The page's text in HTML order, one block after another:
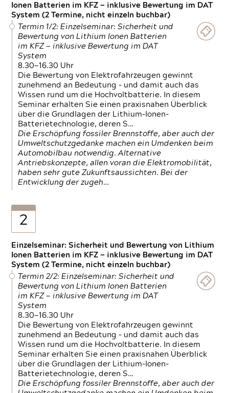
Ionen Batterien im KFZ — inklusive Bewertung im DAT
System (2 Termine, nicht einzeln buchbar)
Termin 1/2: Einzelseminar: Sicherheit und
Bewertung von Lithium Ionen Batterien
im KFZ — inklusive Bewertung im DAT
System
8.30—16.30 Uhr
Die Bewertung von Elektrofahrzeugen gewinnt
zunehmend an Bedeutung – und damit auch das
Wissen rund um die Hochvoltbatterie. In diesem
Seminar erhalten Sie einen praxisnahen Überblick
über die Grundlagen der Lithium-Ionen-
Batterietechnologie, deren S…
Die Erschöpfung fossiler Brennstoffe, aber auch der
Umweltschutzgedanke machen ein Umdenken beim
Automobilbau notwendig. Alternative
Antriebskonzepte, allen voran die Elektromobilität,
haben sehr gute Zukunftsaussichten. Bei der
Entwicklung der zugeh…
2
Einzelseminar: Sicherheit und Bewertung von Lithium
Ionen Batterien im KFZ — inklusive Bewertung im DAT
System (2 Termine, nicht einzeln buchbar)
Termin 2/2: Einzelseminar: Sicherheit und
Bewertung von Lithium Ionen Batterien
im KFZ — inklusive Bewertung im DAT
System
8.30—16.30 Uhr
Die Bewertung von Elektrofahrzeugen gewinnt
zunehmend an Bedeutung – und damit auch das
Wissen rund um die Hochvoltbatterie. In diesem
Seminar erhalten Sie einen praxisnahen Überblick
über die Grundlagen der Lithium-Ionen-
Batterietechnologie, deren S…
Die Erschöpfung fossiler Brennstoffe, aber auch der